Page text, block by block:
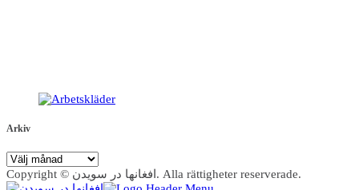
Arkiv
Arkiv
Copyright © افغانها در سویدن. Alla rättigheter reserverade.